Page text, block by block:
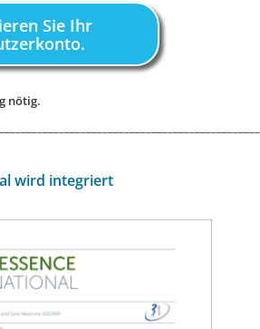
Sie Ihr
nötig.
wird integriert